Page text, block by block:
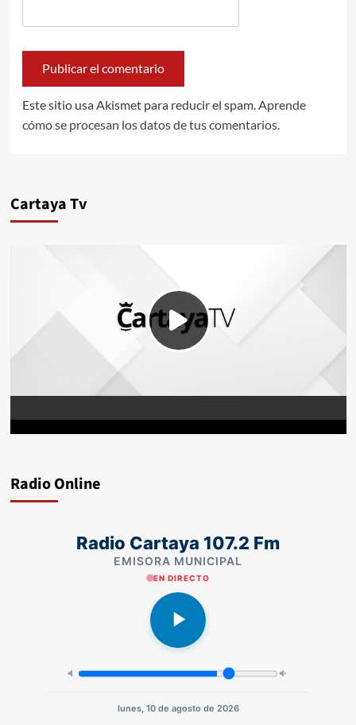
Este sitio usa Akismet para reducir el spam. Aprende
cómo se procesan los datos de tus comentarios.
Cartaya Tv
Radio Online
Radio Cartaya 107.2 Fm
EMISORA MUNICIPAL
EN DIRECTO
lunes, 10 de agosto de 2026